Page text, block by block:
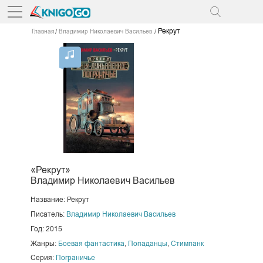
Главная Владимир Николаевич Васильев Рекрут
«Рекрут»
Владимир Николаевич Васильев
Название: Рекрут
Писатель: Владимир Николаевич Васильев
Год: 2015
Жанры: Боевая фантастика Попаданцы Стимпанк
Серия: Пограничье